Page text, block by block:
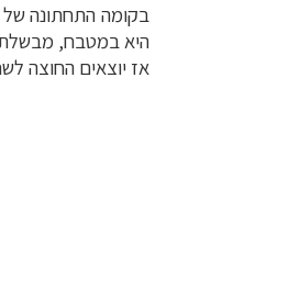
בקומה התחתונה של
היא במטבח, מבשלת
אז יוצאים החוצה